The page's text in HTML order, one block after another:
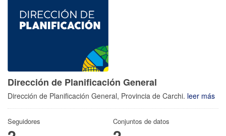
Dirección de Planificación General
Dirección de Planificación General, Provincia de Carchi. leer más
Seguidores Conjuntos de datos